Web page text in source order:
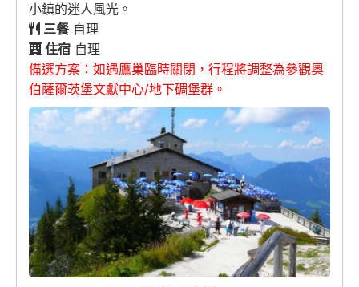
小鎮的迷人風光。
三餐自理
住宿 自理
備選方案：如遇鷹巢臨時關閉，行程將調整為參觀奧
伯薩爾茨堡文獻中心/地下碉堡群。